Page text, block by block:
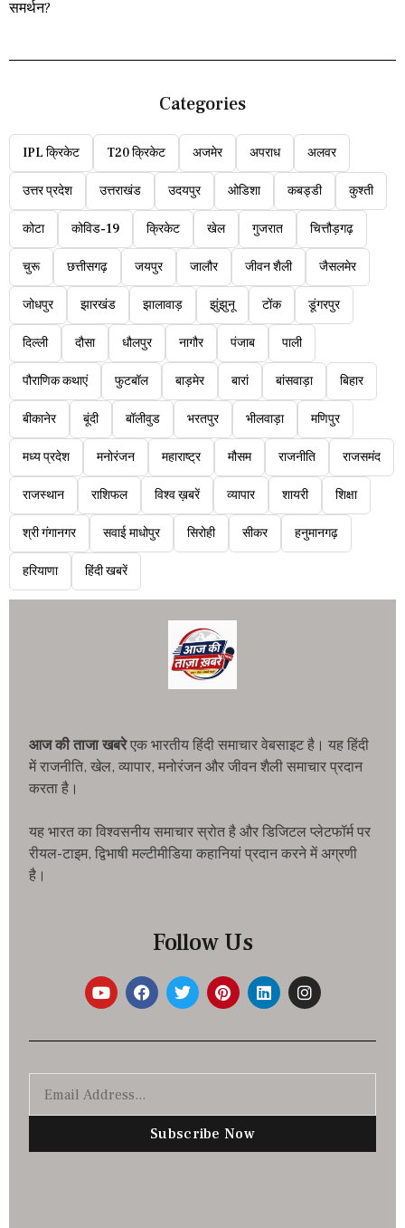
Categories
IPL क्रिकेट T20 क्रिकेट अजमेर अपराध अलवर
उत्तर प्रदेश उत्तराखंड उदयपुर ओडिशा कबड्डी कुश्ती
कोटा कोविड-19 क्रिकेट खेल गुजरात चित्तौड़गढ़
चुरू छत्तीसगढ़ जयपुर जालौर जीवन शैली जैसलमेर
जोधपुर झारखंड झालावाड़ झुंझुनू टोंक डूंगरपुर
दिल्ली दौसा धौलपुर नागौर पंजाब पाली
पौराणिक कथाएं फुटबॉल बाड़मेर बारां बांसवाड़ा बिहार
बीकानेर बूंदी बॉलीवुड भरतपुर भीलवाड़ा मणिपुर
मध्य प्रदेश मनोरंजन महाराष्ट्र मौसम राजनीति राजसमंद
राजस्थान राशिफल विश्व ख़बरें व्यापार शायरी शिक्षा
श्री गंगानगर सवाई माधोपुर सिरोही सीकर हनुमानगढ़
हरियाणा हिंदी खबरें
आज की ताजा खबरेएक भारतीय हिंदी समाचार वेबसाइट है। यह हिंदी
में राजनीति, खेल, व्यापार, मनोरंजन और जीवन शैली समाचार प्रदान
करता है।
यह भारत का विश्वसनीय समाचार स्रोत है और डिजिटल प्लेटफॉर्म पर
रीयल-टाइम, द्विभाषी मल्टीमीडिया कहानियां प्रदान करने में अग्रणी
है।
Follow Us
Subscribe Now